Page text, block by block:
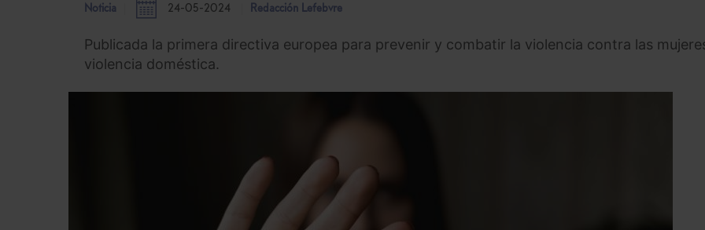
Noticia 24-05-2024 Redacción Lefebvre
Publicada la primera directiva europea para prevenir y combatir la violencia contra las
violencia doméstica.